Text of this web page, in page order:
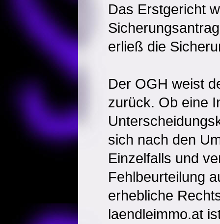
Das Erstgericht
erließ die
Der OGH weist
zurück. Ob eine
sich nach den
Einzelfalls und
Fehlbeurteilung
erhebliche
laendleimmo.at